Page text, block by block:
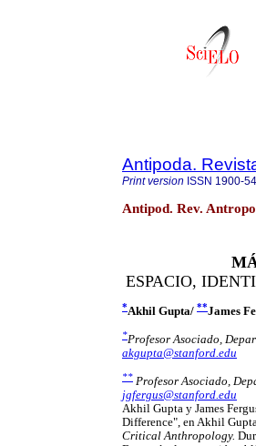
Antipoda.
Print version ISSN 1900-
Antipod. Rev.
ESPACIO,
*Akhil Gupta/ **James
*Profesor Asociado,
akgupta@stanford.edu
** Profesor Asociado,
jgfergus@stanford.edu
Akhil Gupta y James
Difference", en Akhil
Critical Anthropology.